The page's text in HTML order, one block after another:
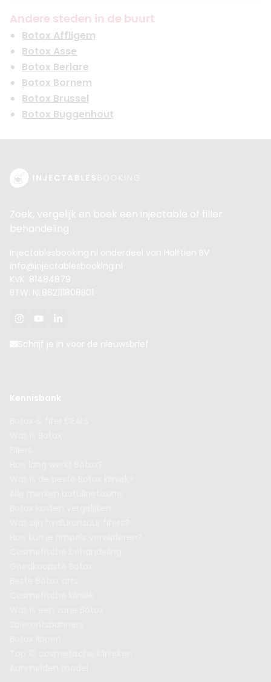
Andere steden in de buurt
Botox Affligem
Botox Asse
Botox Berlare
Botox Bornem
Botox Brussel
Botox Buggenhout
Zoek, vergelijk en boek een injectable of filler
behandeling
Injectablesbooking.nl onderdeel van Halftien BV
info@injectablesbooking.nl
KVK: 81484879
BTW: NL862111808B01
Schrijf je in voor de nieuwsbrief
Kennisbank